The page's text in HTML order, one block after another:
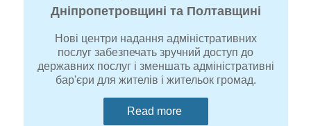
Дніпропетровщині та Полтавщині
Нові центри надання адміністративних
послуг забезпечать зручний доступ до
державних послуг і зменшать адміністративні
бар'єри для жителів і жительок громад.
Read more